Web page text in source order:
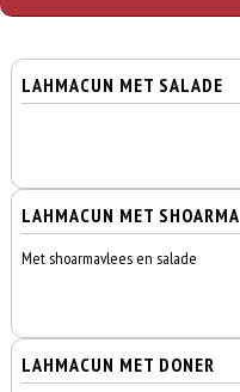
LAHMACUN MET SALADE
LAHMACUN MET SHOARMA
Met shoarmavlees en salade
LAHMACUN MET DONER